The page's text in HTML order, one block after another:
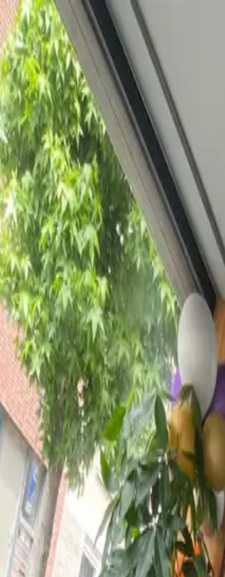
Bedrijfs markt
Bekijk aanbodBedrijf verkopen Partners Contact
Inloggenof Registreren
Terug Foto's Overzicht Beschrijving Kenmerken